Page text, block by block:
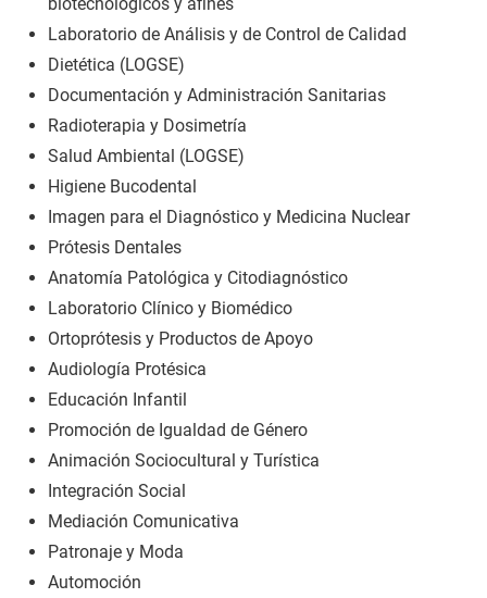
Laboratorio de Análisis y de Control de Calidad
Dietética (LOGSE)
Documentación y Administración Sanitarias
Radioterapia y Dosimetría
Salud Ambiental (LOGSE)
Higiene Bucodental
Imagen para el Diagnóstico y Medicina Nuclear
Prótesis Dentales
Anatomía Patológica y Citodiagnóstico
Laboratorio Clínico y Biomédico
Ortoprótesis y Productos de Apoyo
Audiología Protésica
Educación Infantil
Promoción de Igualdad de Género
Animación Sociocultural y Turística
Integración Social
Mediación Comunicativa
Patronaje y Moda
Automoción